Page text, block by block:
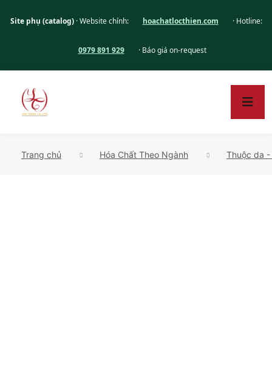
Site phụ (catalog)· Website chính: hoachatlocthien.com · Hotline:
0979 891 929 · Báo giá on-request
Trang chủ Hóa Chất Theo Ngành Thuộc da -